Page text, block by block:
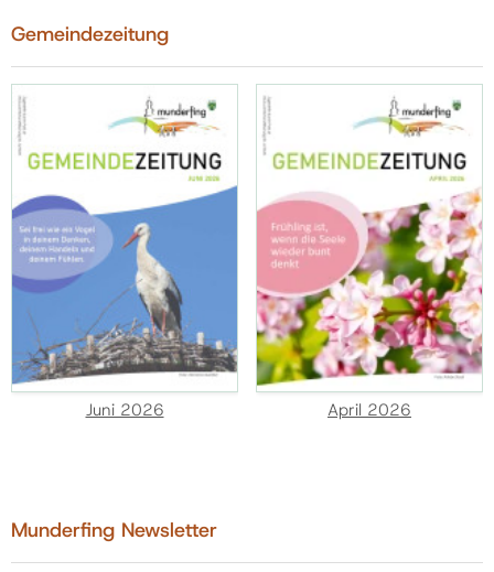
Gemeindezeitung
Juni 2026 April 2026
Munderfing Newsletter